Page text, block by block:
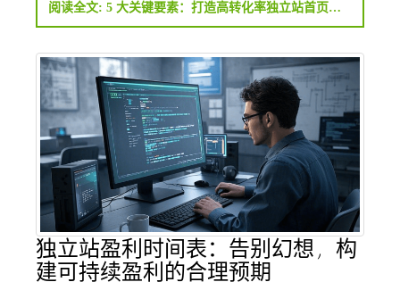
阅读全文: 5 大关键要素：打造高转化率独立站首页与产品页
独立站盈利时间表：告别幻想，构
建可持续盈利的合理预期